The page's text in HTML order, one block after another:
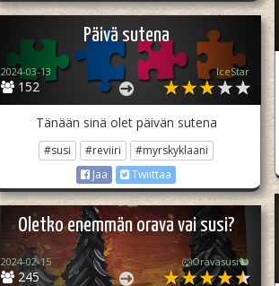
Päivä sutena
152
2024-03-13 IceStar
Tänään sinä olet päivän sutena
#susi #reviiri
#myrskyklaani
Jaa
Twiittaa
Oletko enemmän orava vai susi?
245
2024-02-15 🐺Oravasusi🐿